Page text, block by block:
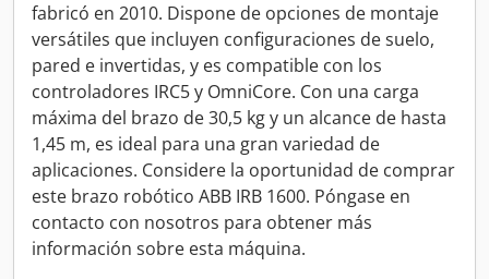
fabricó en 2010. Dispone de opciones de montaje
versátiles que incluyen configuraciones de suelo,
pared e invertidas, y es compatible con los
controladores IRC5 y OmniCore. Con una carga
máxima del brazo de 30,5 kg y un alcance de hasta
1,45 m, es ideal para una gran variedad de
aplicaciones. Considere la oportunidad de comprar
este brazo robótico ABB IRB 1600. Póngase en
contacto con nosotros para obtener más
información sobre esta máquina.